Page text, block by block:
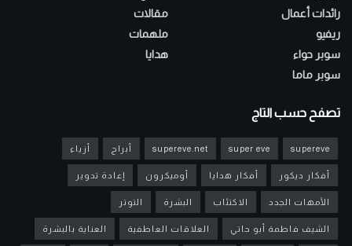
رائدات أعمال
ريفيو
سوبر حواء
سوبر ماما
مقالات
ملهمات
هدايا
تصفح حسب التاج
supereve
super eve
supereve.net أبراج أزياء
أفكار ديكور أفكار هدايا أوميكرون إعادة تدوير
الأمهات الجدد الاكتئاب البشرة التوتر
الشيف فاطمة أبو حاتي العلاقات العاطفية العناية بالبشرة